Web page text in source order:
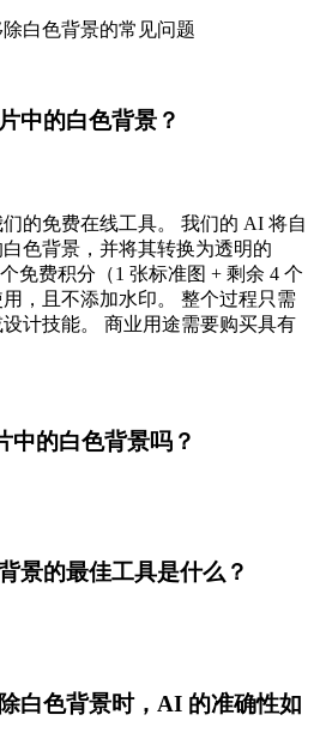
白色背景的常见问题
中的白色背景？
的免费在线工具。 我们的 AI 将自
色背景，并将其转换为透明的
免费积分（1 张标准图 + 剩余 4 个
，且不添加水印。 整个过程只需
计技能。 商业用途需要购买具有
中的白色背景吗？
景的最佳工具是什么？
白色背景时，AI 的准确性如